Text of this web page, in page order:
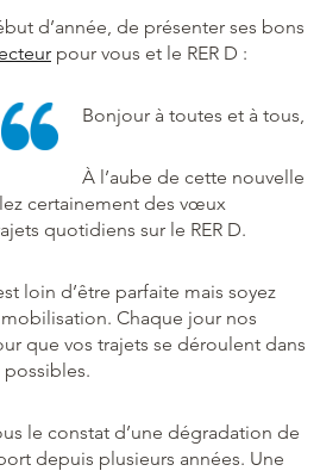
d’année, de présenter ses bons
pour vous et le RER D :
Bonjour à toutes et à tous,
À l’aube de cette nouvelle
certainement des vœux
quotidiens sur le RER D.
loin d’être parfaite mais soyez
Chaque jour nos
que vos trajets se déroulent dans
le constat d’une dégradation de
depuis plusieurs années. Une